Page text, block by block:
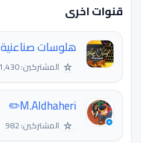
قنوات اخرى
هلوسات صناعنية
☆ المشتركين: 1,430
M.Aldhaheri✏️
☆ المشتركين: 982